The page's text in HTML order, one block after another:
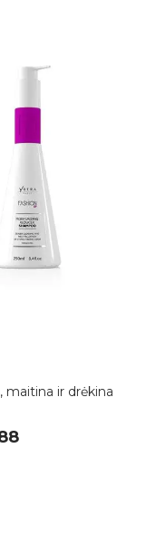
maitina ir drėkina